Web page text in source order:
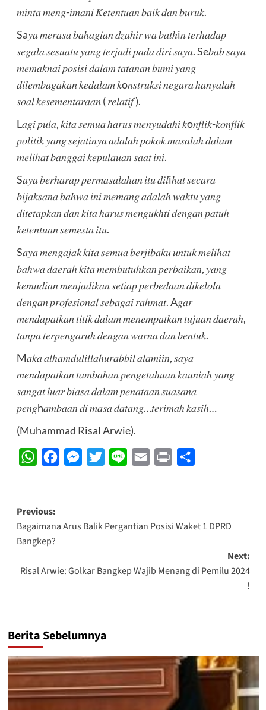
𝑚𝑖𝑛𝑡𝑎 𝑚𝑒𝑛𝑔-𝑖𝑚𝑎𝑛𝑖 𝐾𝑒𝑡𝑒𝑛𝑡𝑢𝑎𝑛 𝑏𝑎𝑖𝑘 𝑑𝑎𝑛 𝑏𝑢𝑟𝑢𝑘.
Sa𝑦𝑎 𝑚𝑒𝑟𝑎𝑠𝑎 𝑏𝑎ℎ𝑎𝑔𝑖𝑎𝑛 𝑑𝑧𝑎ℎ𝑖𝑟 𝑤𝑎 𝑏𝑎𝑡ℎi𝑛 𝑡𝑒𝑟ℎ𝑎𝑑𝑎𝑝
𝑠𝑒𝑔𝑎𝑙𝑎 𝑠𝑒𝑠𝑢𝑎𝑡𝑢 𝑦𝑎𝑛𝑔 𝑡𝑒𝑟𝑗𝑎𝑑𝑖 𝑝𝑎𝑑𝑎 𝑑𝑖𝑟𝑖 𝑠𝑎𝑦𝑎. Se𝑏𝑎𝑏 𝑠𝑎𝑦𝑎
𝑚𝑒𝑚𝑎𝑘𝑛𝑎𝑖 𝑝𝑜𝑠𝑖𝑠𝑖 𝑑𝑎𝑙𝑎𝑚 𝑡𝑎𝑡𝑎𝑛𝑎𝑛 𝑏𝑢𝑚𝑖 𝑦𝑎𝑛𝑔
𝑑𝑖𝑙𝑒𝑚𝑏𝑎𝑔𝑎𝑘𝑎𝑛 𝑘𝑒𝑑𝑎𝑙𝑎𝑚 𝑘o𝑛𝑠𝑡𝑟𝑢𝑘𝑠𝑖 𝑛𝑒𝑔𝑎𝑟𝑎 ℎ𝑎𝑛𝑦𝑎𝑙𝑎ℎ
𝑠𝑜𝑎𝑙 𝑘𝑒𝑠𝑒𝑚𝑒𝑛𝑡𝑎𝑟𝑎𝑎𝑛 ( 𝑟𝑒𝑙𝑎𝑡𝑖𝑓 ).
L𝑎𝑔𝑖 𝑝𝑢𝑙𝑎, 𝑘𝑖𝑡𝑎 𝑠𝑒𝑚𝑢𝑎 ℎ𝑎𝑟𝑢𝑠 𝑚𝑒𝑛𝑦𝑢𝑑𝑎ℎ𝑖 𝑘o𝑛𝑓𝑙𝑖𝑘-𝑘𝑜𝑛𝑓𝑙𝑖𝑘
𝑝𝑜𝑙𝑖𝑡𝑖𝑘 𝑦𝑎𝑛𝑔 𝑠𝑒𝑗𝑎𝑡𝑖𝑛𝑦𝑎 𝑎𝑑𝑎𝑙𝑎ℎ 𝑝𝑜𝑘𝑜𝑘 𝑚𝑎𝑠𝑎𝑙𝑎ℎ 𝑑𝑎𝑙𝑎𝑚
𝑚𝑒𝑙𝑖ℎ𝑎𝑡 𝑏𝑎𝑛𝑔𝑔𝑎𝑖 𝑘𝑒𝑝𝑢𝑙𝑎𝑢𝑎𝑛 𝑠𝑎𝑎𝑡 𝑖𝑛𝑖.
S𝑎𝑦𝑎 𝑏𝑒𝑟ℎ𝑎𝑟𝑎𝑝 𝑝𝑒𝑟𝑚𝑎𝑠𝑎𝑙𝑎ℎ𝑎𝑛 𝑖𝑡𝑢 𝑑𝑖𝑙iℎ𝑎𝑡 𝑠𝑒𝑐𝑎𝑟𝑎
𝑏𝑖𝑗𝑎𝑘𝑠𝑎𝑛𝑎 𝑏𝑎ℎ𝑤𝑎 𝑖𝑛𝑖 𝑚𝑒𝑚𝑎𝑛𝑔 𝑎𝑑𝑎𝑙𝑎ℎ 𝑤𝑎𝑘𝑡𝑢 𝑦𝑎𝑛𝑔
𝑑𝑖𝑡𝑒𝑡𝑎𝑝𝑘𝑎𝑛 𝑑𝑎𝑛 𝑘𝑖𝑡𝑎 ℎ𝑎𝑟𝑢𝑠 𝑚𝑒𝑛𝑔𝑢𝑘ℎ𝑡𝑖 𝑑𝑒𝑛𝑔𝑎𝑛 𝑝𝑎𝑡𝑢ℎ
𝑘𝑒𝑡𝑒𝑛𝑡𝑢𝑎𝑛 𝑠𝑒𝑚𝑒𝑠𝑡𝑎 𝑖𝑡𝑢.
S𝑎𝑦𝑎 𝑚𝑒𝑛𝑔𝑎𝑗𝑎𝑘 𝑘𝑖𝑡𝑎 𝑠𝑒𝑚𝑢𝑎 𝑏𝑒𝑟𝑗𝑖𝑏𝑎𝑘𝑢 𝑢𝑛𝑡𝑢𝑘 𝑚𝑒𝑙𝑖ℎ𝑎𝑡
𝑏𝑎ℎ𝑤𝑎 𝑑𝑎𝑒𝑟𝑎ℎ 𝑘𝑖𝑡𝑎 𝑚𝑒𝑚𝑏𝑢𝑡𝑢ℎ𝑘𝑎𝑛 𝑝𝑒𝑟𝑏𝑎𝑖𝑘𝑎𝑛, 𝑦𝑎𝑛𝑔
𝑘𝑒𝑚𝑢𝑑𝑖𝑎𝑛 𝑚𝑒𝑛𝑗𝑎𝑑𝑖𝑘𝑎𝑛 𝑠𝑒𝑡𝑖𝑎𝑝 𝑝𝑒𝑟𝑏𝑒𝑑𝑎𝑎𝑛 𝑑𝑖𝑘𝑒𝑙𝑜𝑙𝑎
𝑑𝑒𝑛𝑔𝑎𝑛 𝑝𝑟𝑜𝑓𝑒𝑠𝑖𝑜𝑛𝑎𝑙 𝑠𝑒𝑏𝑎𝑔𝑎𝑖 𝑟𝑎ℎ𝑚𝑎𝑡. A𝑔𝑎𝑟
𝑚𝑒𝑛𝑑𝑎𝑝𝑎𝑡𝑘𝑎𝑛 𝑡𝑖𝑡𝑖𝑘 𝑑𝑎𝑙𝑎𝑚 𝑚𝑒𝑛𝑒𝑚𝑝𝑎𝑡𝑘𝑎𝑛 𝑡𝑢𝑗𝑢𝑎𝑛 𝑑𝑎𝑒𝑟𝑎ℎ,
𝑡𝑎𝑛𝑝𝑎 𝑡𝑒𝑟𝑝𝑒𝑛𝑔𝑎𝑟𝑢ℎ 𝑑𝑒𝑛𝑔𝑎𝑛 𝑤𝑎𝑟𝑛𝑎 𝑑𝑎𝑛 𝑏𝑒𝑛𝑡𝑢𝑘.
M𝑎𝑘𝑎 𝑎𝑙ℎ𝑎𝑚𝑑𝑢𝑙𝑖𝑙𝑙𝑎ℎ𝑢𝑟𝑎𝑏𝑏𝑖𝑙 𝑎𝑙𝑎𝑚𝑖𝑖𝑛, 𝑠𝑎𝑦𝑎
𝑚𝑒𝑛𝑑𝑎𝑝𝑎𝑡𝑘𝑎𝑛 𝑡𝑎𝑚𝑏𝑎ℎ𝑎𝑛 𝑝𝑒𝑛𝑔𝑒𝑡𝑎ℎ𝑢𝑎𝑛 𝑘𝑎𝑢𝑛𝑖𝑎ℎ 𝑦𝑎𝑛𝑔
𝑠𝑎𝑛𝑔𝑎𝑡 𝑙𝑢𝑎𝑟 𝑏𝑖𝑎𝑠𝑎 𝑑𝑎𝑙𝑎𝑚 𝑝𝑒𝑛𝑎𝑡𝑎𝑎𝑛 𝑠𝑢𝑎𝑠𝑎𝑛𝑎
𝑝𝑒𝑛𝑔h𝑎𝑚𝑏𝑎𝑎𝑛 𝑑𝑖 𝑚𝑎𝑠𝑎 𝑑𝑎𝑡𝑎𝑛𝑔…𝑡𝑒𝑟𝑖𝑚𝑎ℎ 𝑘𝑎𝑠𝑖ℎ…
(Muhammad Risal Arwie).
WhatsAppFacebookMessenger
Twitter Line Email Print
Post
navigation
Previous:
Bagaimana Arus Balik Pergantian Posisi Waket 1 DPRD
Bangkep?
Next:
Risal Arwie: Golkar Bangkep Wajib Menang di Pemilu 2024
!
Berita Sebelumnya